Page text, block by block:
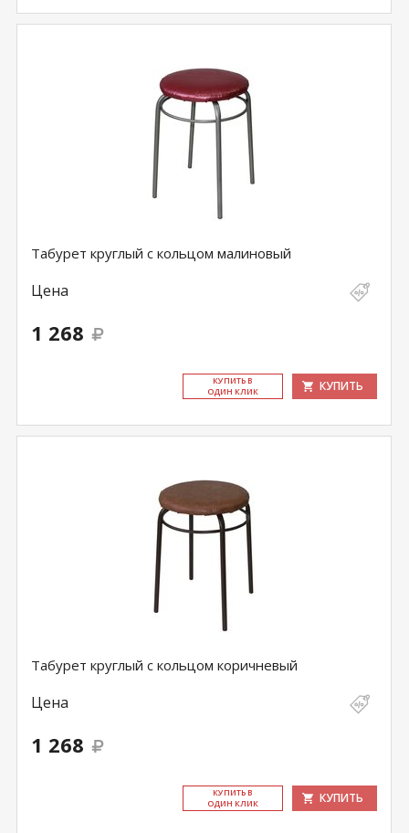
Табурет круглый с кольцом малиновый
Цена
1 268
КУ­ПИТЬ В
ОДИН КЛИК
КУПИТЬ
Табурет круглый с кольцом коричневый
Цена
1 268
КУ­ПИТЬ В
ОДИН КЛИК
КУПИТЬ